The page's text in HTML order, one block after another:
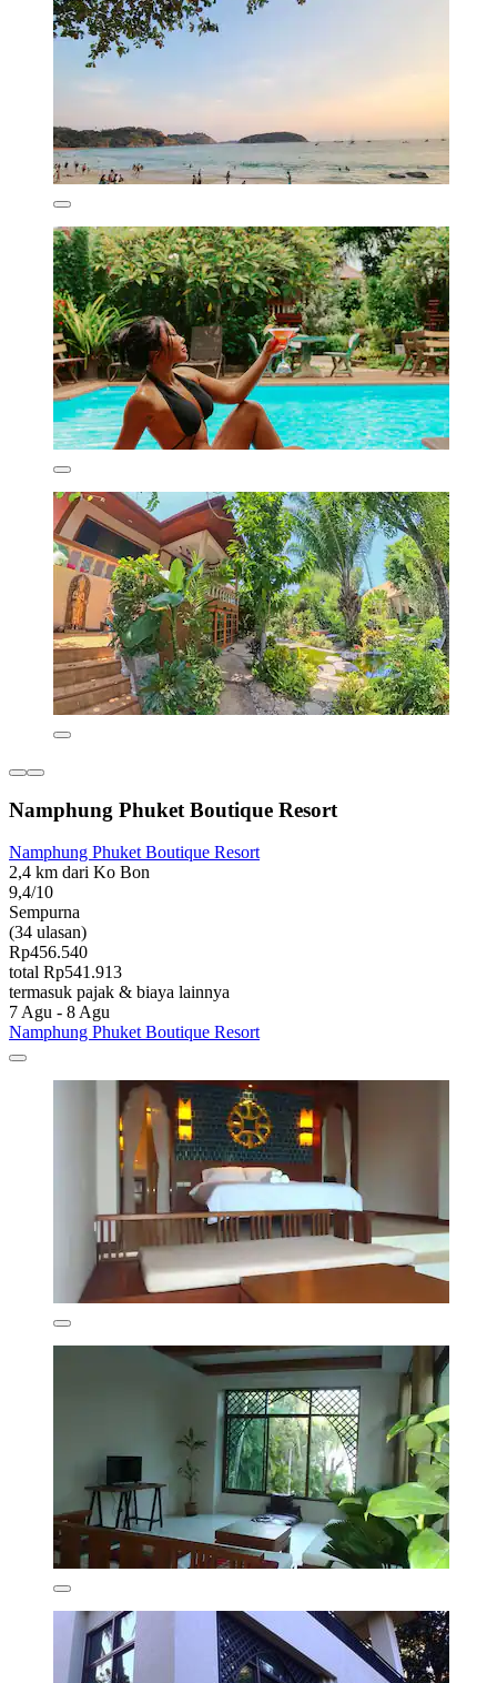
Namphung Phuket Boutique Resort
Namphung Phuket Boutique Resort
2,4 km dari Ko Bon
9,4/10
Sempurna
(34 ulasan)
Rp456.540
total Rp541.913
termasuk pajak & biaya lainnya
7 Agu - 8 Agu
Namphung Phuket Boutique Resort